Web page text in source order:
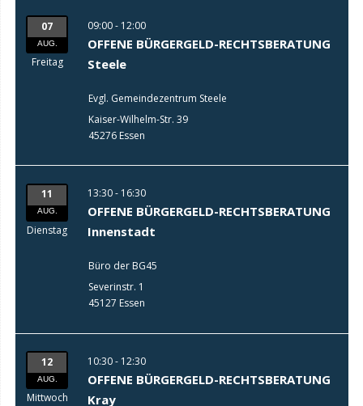
07
AUG.
Freitag
09:00 - 12:00
OFFENE BÜRGERGELD-RECHTSBERATUNG
Steele
Evgl. Gemeindezentrum Steele
Kaiser-Wilhelm-Str. 39
45276 Essen
11
AUG.
Dienstag
13:30 - 16:30
OFFENE BÜRGERGELD-RECHTSBERATUNG
Innenstadt
Büro der BG45
Severinstr. 1
45127 Essen
12
AUG.
Mittwoch
10:30 - 12:30
OFFENE BÜRGERGELD-RECHTSBERATUNG
Kray